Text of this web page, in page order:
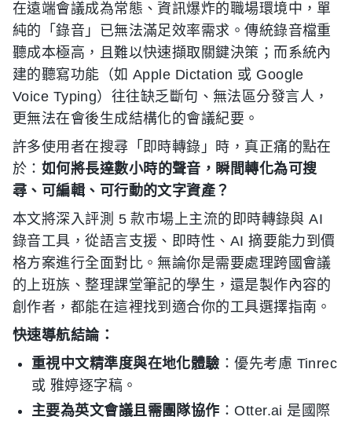
在遠端會議成為常態、資訊爆炸的職場環境中，單
純的「錄音」已無法滿足效率需求。傳統錄音檔重
聽成本極高，且難以快速擷取關鍵決策；而系統內
建的聽寫功能（如 Apple Dictation 或 Google
Voice Typing）往往缺乏斷句、無法區分發言人，
更無法在會後生成結構化的會議紀要。
許多使用者在搜尋「即時轉錄」時，真正痛的點在
於： 如何將長達數小時的聲音，瞬間轉化為可搜
尋、可編輯、可行動的文字資產？
本文將深入評測 5 款市場上主流的即時轉錄與 AI
錄音工具，從語言支援、即時性、AI 摘要能力到價
格方案進行全面對比。無論你是需要處理跨國會議
的上班族、整理課堂筆記的學生，還是製作內容的
創作者，都能在這裡找到適合你的工具選擇指南。
快速導航結論：
重視中文精準度與在地化體驗 ：優先考慮 Tinrec
或 雅婷逐字稿。
主要為英文會議且需團隊協作 ：Otter.ai 是國際